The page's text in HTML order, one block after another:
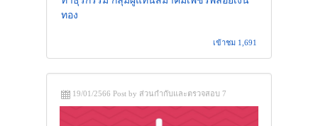
ทอง
เข้าชม 1,691
19/01/2566 Post by ส่วนกำกับและตรวจสอบ 7